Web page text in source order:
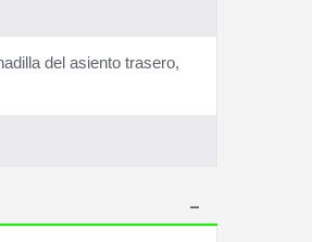
del asiento trasero,